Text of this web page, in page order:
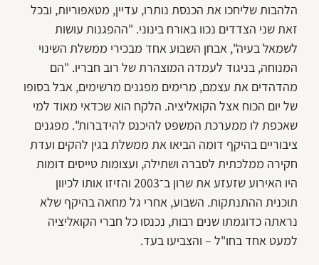
הלהבות שליחכו את הכנסת נותרו, עדיין, מטאפוריות, ובכל
זאת שני הצדדים נכוו באורח בינוני. "ההפגנות עושות
לשמאל בעיה", אבחן השבוע אחד מבכירי ממשלת השינוי
המנוחה, בניגוד לעמדה המוצהרת של רוב חבריו. "הם
מהדהדים את עצמם, מרימים מפגנים מרשימים, אבל בסופו
של יום הכוח אצל הקואליציה. הלקח הוא שכדאי מאוד למי
שאכפת לו ממערכת המשפט להיכנס להידברות". מפגנים
ציבוריים בהיקף דומה הביאו את ממשלת בגין להקים ועדת
חקירה ממלכתית לסברה ושתילה, ועצומות טייסים דומות
היו האירוע שזעזע את שרון ב־2003 והזיזו אותו לכיוון
תוכנית ההתנתקות. השבוע, אחרי גל מחאה בהיקף שלא
נראתה כדוגמתו שנים רבות, נכנסו כל חברי הקואליציה
למעט אחד בחו"ל – והצביעו בעד.